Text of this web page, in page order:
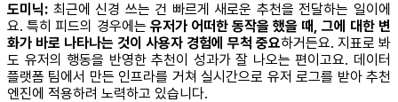
도미닉: 최근에 신경 쓰는 건 빠르게 새로운 추천을 전달하는 일이에
요. 특히 피드의 경우에는 유저가 어떠한 동작을 했을 때, 그에 대한 변
화가 바로 나타나는 것이 사용자 경험에 무척 중요하거든요. 지표로 봐
도 유저의 행동을 반영한 추천이 성과가 잘 나오는 편이고요. 데이터
플랫폼 팀에서 만든 인프라를 거쳐 실시간으로 유저 로그를 받아 추천
엔진에 적용하려 노력하고 있습니다.